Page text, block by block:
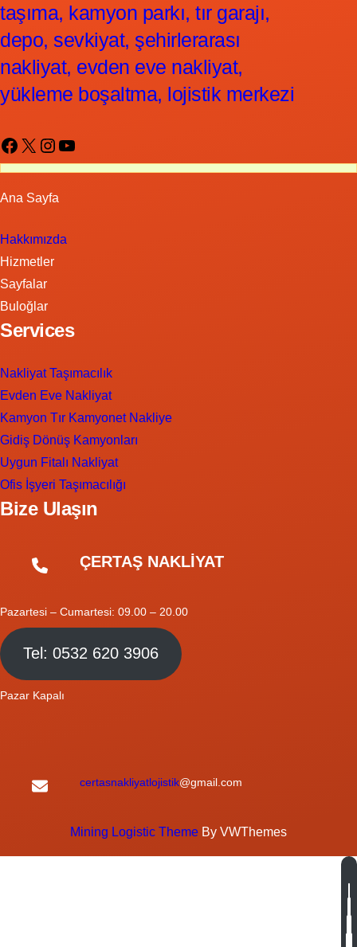
taşıma, kamyon parkı, tır garajı,
depo, sevkiyat, şehirlerarası
nakliyat, evden eve nakliyat,
yükleme boşaltma, lojistik merkezi
Facebook X Instagram YouTube
Ana Sayfa
Hakkımızda
Hizmetler
Sayfalar
Buloğlar
Services
Nakliyat Taşımacılık
Evden Eve Nakliyat
Kamyon Tır Kamyonet Nakliye
Gidiş Dönüş Kamyonları
Uygun Fitalı Nakliyat
Ofis İşyeri Taşımacılığı
Bize Ulaşın
ÇERTAŞ NAKLİYAT
Pazartesi – Cumartesi: 09.00 – 20.00
Tel: 0532 620 3906
Pazar Kapalı
certasnakliyatlojistik@gmail.com
Mining Logistic Theme By VWThemes